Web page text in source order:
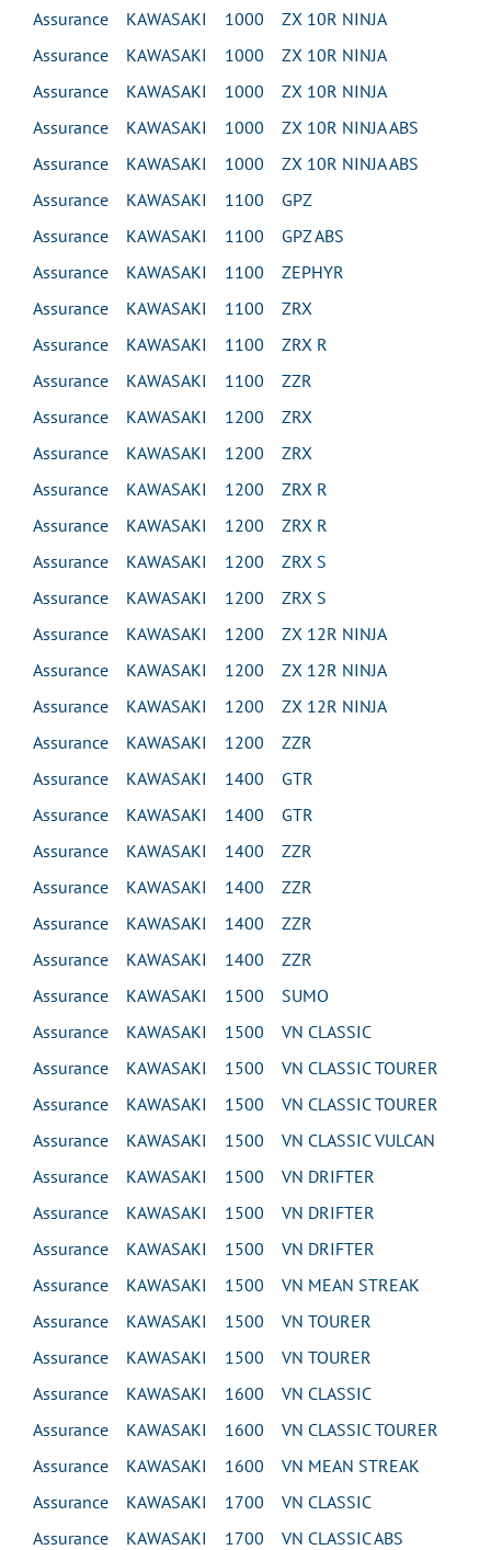
Assurance KAWASAKI 1000 ZX 10R NINJA
Assurance KAWASAKI 1000 ZX 10R NINJA
Assurance KAWASAKI 1000 ZX 10R NINJA
Assurance KAWASAKI 1000 ZX 10R NINJA ABS
Assurance KAWASAKI 1000 ZX 10R NINJA ABS
Assurance KAWASAKI 1100 GPZ
Assurance KAWASAKI 1100 GPZ ABS
Assurance KAWASAKI 1100 ZEPHYR
Assurance KAWASAKI 1100 ZRX
Assurance KAWASAKI 1100 ZRX R
Assurance KAWASAKI 1100 ZZR
Assurance KAWASAKI 1200 ZRX
Assurance KAWASAKI 1200 ZRX
Assurance KAWASAKI 1200 ZRX R
Assurance KAWASAKI 1200 ZRX R
Assurance KAWASAKI 1200 ZRX S
Assurance KAWASAKI 1200 ZRX S
Assurance KAWASAKI 1200 ZX 12R NINJA
Assurance KAWASAKI 1200 ZX 12R NINJA
Assurance KAWASAKI 1200 ZX 12R NINJA
Assurance KAWASAKI 1200 ZZR
Assurance KAWASAKI 1400 GTR
Assurance KAWASAKI 1400 GTR
Assurance KAWASAKI 1400 ZZR
Assurance KAWASAKI 1400 ZZR
Assurance KAWASAKI 1400 ZZR
Assurance KAWASAKI 1400 ZZR
Assurance KAWASAKI 1500 SUMO
Assurance KAWASAKI 1500 VN CLASSIC
Assurance KAWASAKI 1500 VN CLASSIC TOURER
Assurance KAWASAKI 1500 VN CLASSIC TOURER
Assurance KAWASAKI 1500 VN CLASSIC VULCAN
Assurance KAWASAKI 1500 VN DRIFTER
Assurance KAWASAKI 1500 VN DRIFTER
Assurance KAWASAKI 1500 VN DRIFTER
Assurance KAWASAKI 1500 VN MEAN STREAK
Assurance KAWASAKI 1500 VN TOURER
Assurance KAWASAKI 1500 VN TOURER
Assurance KAWASAKI 1600 VN CLASSIC
Assurance KAWASAKI 1600 VN CLASSIC TOURER
Assurance KAWASAKI 1600 VN MEAN STREAK
Assurance KAWASAKI 1700 VN CLASSIC
Assurance KAWASAKI 1700 VN CLASSIC ABS